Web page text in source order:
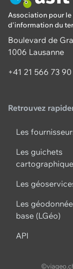
Association pour le
d'information du
Boulevard de
1006 Lausanne
+41 21 566 73 90
Retrouvez
Les
Les guichets
Les
Les
base (LGéo)
API